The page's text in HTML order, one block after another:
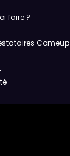
faire ?
Comeup